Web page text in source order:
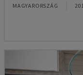
MAGYARORSZÁG